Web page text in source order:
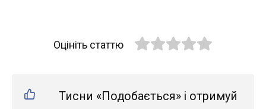
Оцініть статтю
Тисни «Подобається» і отримуй